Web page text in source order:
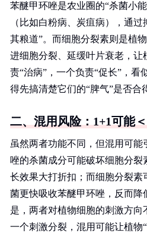
苯醚甲环唑是农业圈的“杀菌小
（比如白粉病、炭疽病），通
其粮道”。而细胞分裂素则是植
进细胞分裂、延缓叶片衰老，让
责“治病”，一个负责“促长”，看
得先搞清楚它们的“脾气”是否合
二、混用风险：1+1可能
虽然两者功能不同，但混用可能
唑的杀菌成分可能破坏细胞分裂
长效果大打折扣；而细胞分裂素
菌更快吸收苯醚甲环唑，反而降
是，两者对植物细胞的刺激方
一个刺激分裂，混用可能让植物